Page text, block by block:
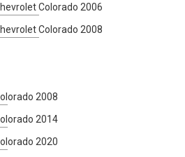
Colorado 2006
Colorado 2008
2008
2014
2020